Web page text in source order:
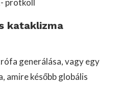
protkoll
kataklizma
generálása, vagy egy
amire később globális